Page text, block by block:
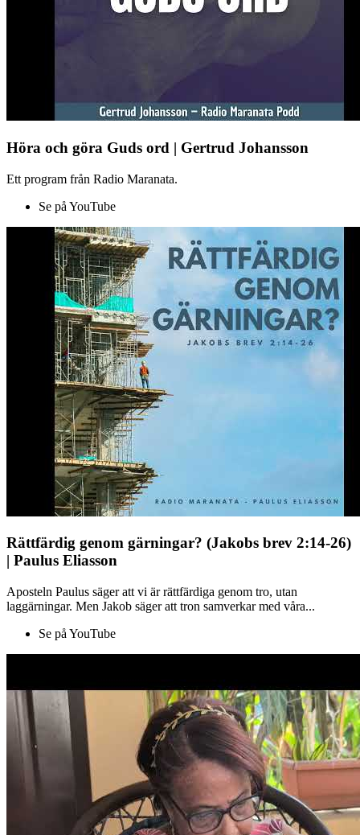
Höra och göra Guds ord | Gertrud Johansson
Ett program från Radio Maranata.
Se på YouTube
Rättfärdig genom gärningar? (Jakobs brev 2:14-26)
| Paulus Eliasson
Aposteln Paulus säger att vi är rättfärdiga genom tro, utan
laggärningar. Men Jakob säger att tron samverkar med våra...
Se på YouTube